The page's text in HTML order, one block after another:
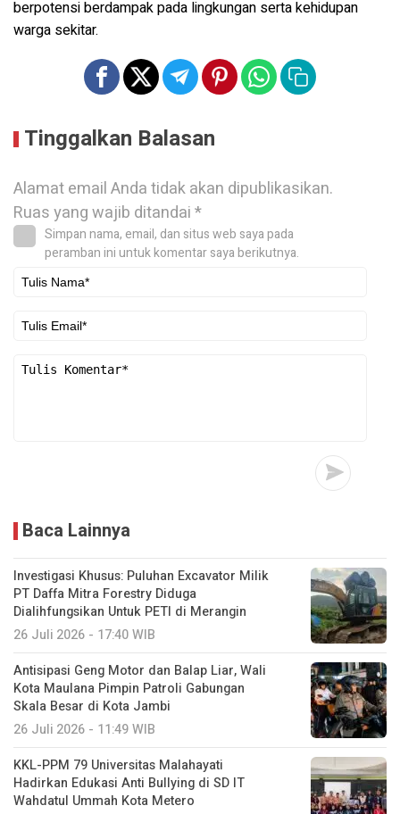
berpotensi berdampak pada lingkungan serta kehidupan
warga sekitar.
Tinggalkan Balasan
Alamat email Anda tidak akan dipublikasikan.
Ruas yang wajib ditandai*
Simpan nama, email, dan situs web saya pada
peramban ini untuk komentar saya berikutnya.
Baca Lainnya
Investigasi Khusus: Puluhan Excavator Milik
PT Daffa Mitra Forestry Diduga
Dialihfungsikan Untuk PETI di Merangin
26 Juli 2026 - 17:40 WIB
Antisipasi Geng Motor dan Balap Liar, Wali
Kota Maulana Pimpin Patroli Gabungan
Skala Besar di Kota Jambi
26 Juli 2026 - 11:49 WIB
KKL-PPM 79 Universitas Malahayati
Hadirkan Edukasi Anti Bullying di SD IT
Wahdatul Ummah Kota Metero